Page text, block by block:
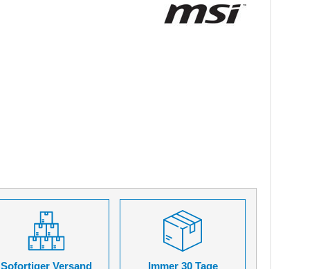
Sofortiger Versand
Immer 30 Tage